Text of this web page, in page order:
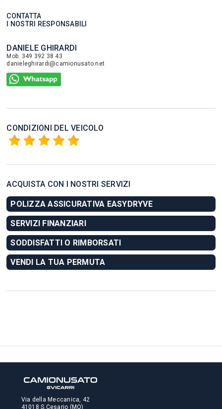
CONTATTA
I NOSTRI RESPONSABILI
DANIELE GHIRARDI
Mob. 349 392 38 43
danieleghirardi@camionusato.net
CONDIZIONI DEL VEICOLO
ACQUISTA CON I NOSTRI SERVIZI
POLIZZA ASSICURATIVA EASYDRYVE
SERVIZI FINANZIARI
SODDISFATTI O RIMBORSATI
VENDI LA TUA PERMUTA
Via della Meccanica, 42
41018 S.Cesario (MO)